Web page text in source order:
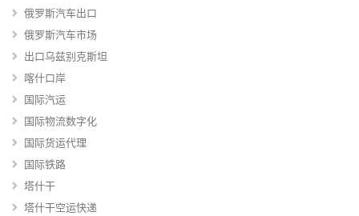
俄罗斯汽车出口
俄罗斯汽车市场
出口乌兹别克斯坦
喀什口岸
国际汽运
国际物流数字化
国际货运代理
国际铁路
塔什干
塔什干空运快递